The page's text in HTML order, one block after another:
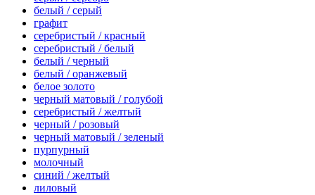
белый / серый
графит
серебристый / красный
серебристый / белый
белый / черный
белый / оранжевый
белое золото
черный матовый / голубой
серебристый / желтый
черный / розовый
черный матовый / зеленый
пурпурный
молочный
синий / желтый
лиловый